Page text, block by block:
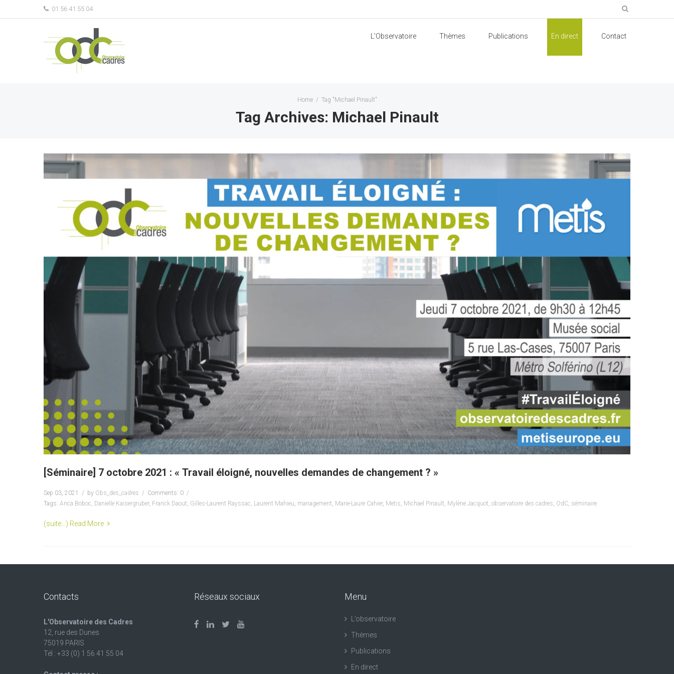
01 56 41 55 04
L’Observatoire Thèmes Publications En direct Contact
Home / Tag "Michael Pinault"
Tag Archives: Michael Pinault
[Séminaire] 7 octobre 2021 : « Travail éloigné, nouvelles demandes de changement ? »
Sep 03, 2021 by Obs_des_cadres
Comments: 0
Tags: Anca Boboc, Danielle Kaisergruber, Franck Daout, Gilles-Laurent Rayssac, Laurent Mahieu, management, Marie-Laure Cahier, Metis, Michael Pinault, Mylène Jacquot, observatoire des cadres, OdC, séminaire
(suite…) Read More
Contacts
L'Observatoire des Cadres
12, rue des Dunes
75019 PARIS
Tél : +33 (0) 1 56 41 55 04
Réseaux sociaux Menu
L’observatoire
Thèmes
Publications
En direct